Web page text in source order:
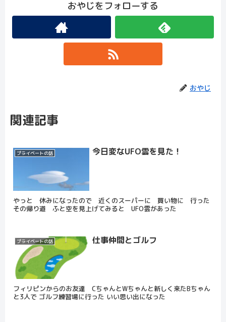
おやじをフォローする
おやじ
関連記事
プライベートの話 今日変なUFO雲を見た！
やっと 休みになったので 近くのスーパーに 買い物に 行った
その帰り道 ふと空を見上げてみると UFO雲があった
プライベートの話 仕事仲間とゴルフ
フィリピンからのお友達 CちゃんとWちゃんと新しく来たBちゃん
と3人で ゴルフ練習場️に行った いい思い出になった